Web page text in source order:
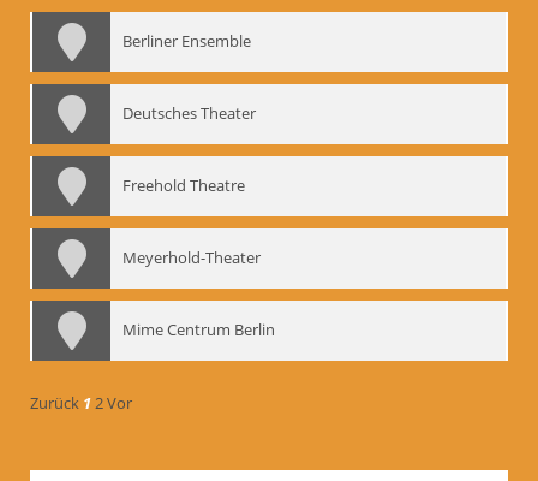
Berliner Ensemble
Deutsches Theater
Freehold Theatre
Meyerhold-Theater
Mime Centrum Berlin
Zurück 12Vor